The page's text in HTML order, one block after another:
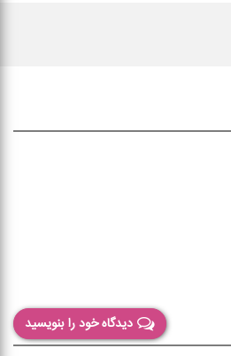
دیدگاه خود را بنویسید